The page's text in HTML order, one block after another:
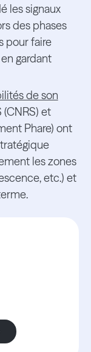
les signaux
des phases
pour faire
gardant
de son
(CNRS) et
Phare) ont
les zones
etc.) et
à la newsletter